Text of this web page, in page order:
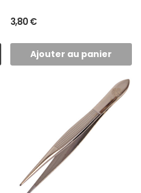
3,80 €
Ajouter au panier